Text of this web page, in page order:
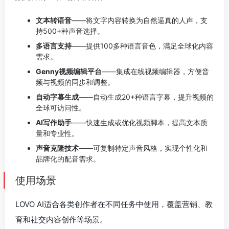
文本转语音——将文字内容转换为自然逼真的人声，支
持500+种声音选择。
多语言支持——提供100多种语言音色，满足全球化内容
需求。
Genny视频编辑平台——集成在线视频编辑器，方便音
频与视频的同步和调整。
自动字幕生成——自动生成20+种语言字幕，提升视频的
全球可访问性。
AI写作助手——快速生成或优化视频脚本，提高文本质
量和专业性。
声音克隆技术——可复制特定声音风格，实现个性化和
品牌化的配音需求。
使用场景
LOVO AI适合各类创作者在不同任务中使用，覆盖营销、教
育和社交内容创作等场景。